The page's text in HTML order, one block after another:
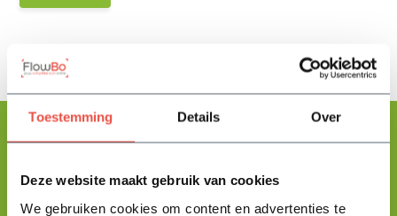
Toestemming Details Over
Deze website maakt gebruik van cookies
We gebruiken cookies om content en advertenties te
Floris helpt je graag
met zoeken!